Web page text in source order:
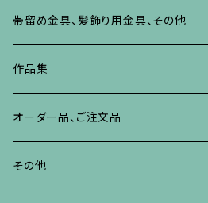
イヤリング・ピアス
ブレスレット、バングル、その他
リング
ブレスレット、バングル、その他
ネックレス、ペンダント
ブレスレット、その他
リング
イヤリング、ピアス
ネックレス、ペンダント
リング
ブレスレット、バングル
ブローチ
イヤリング、ピアス
ネックレス、ペンダント
リング
帯留め金具、髪飾り用金具、その他
作品集
オーダー品、ご注文品
その他